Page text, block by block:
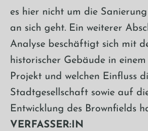
es hier nicht um die
an sich geht. Ein weiterer
Analyse beschäftigt sich mit
historischer Gebäude in
Projekt und welchen Einfluss
Stadtgesellschaft sowie auf
Entwicklung des Brownfields
VERFASSER:IN